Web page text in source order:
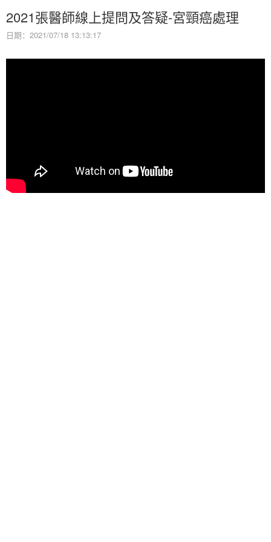
2021張醫師線上提問及答疑-宮頸癌處理
日期：2021/07/18 13:13:17